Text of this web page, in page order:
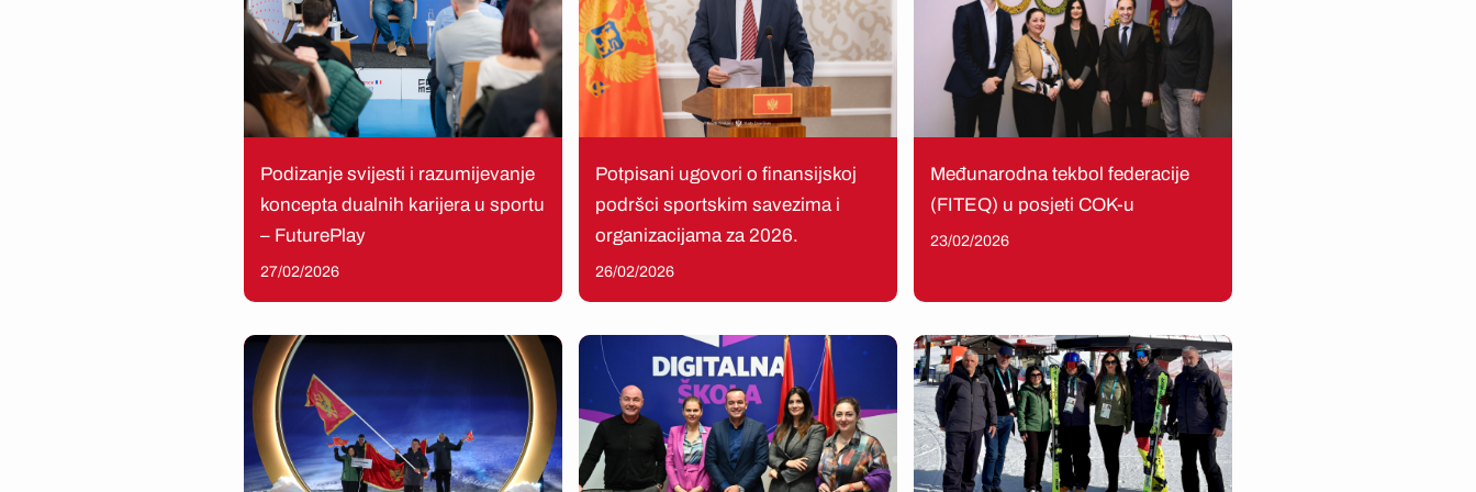
Podizanje svijesti i razumijevanje
koncepta dualnih karijera u sportu
– FuturePlay
27/02/2026
Potpisani ugovori o finansijskoj
podršci sportskim savezima i
organizacijama za 2026.
26/02/2026
Međunarodna tekbol federacije
(FITEQ) u posjeti COK-u
23/02/2026